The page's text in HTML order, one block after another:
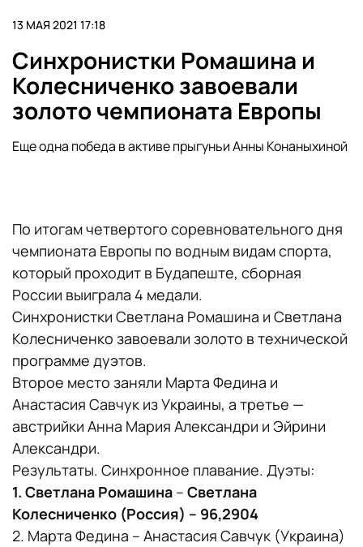
13 МАЯ 2021 17:18
Синхронистки Ромашина и
Колесниченко завоевали
золото чемпионата Европы
Еще одна победа в активе прыгуньи Анны Конаныхиной
По итогам четвертого соревновательного дня
чемпионата Европы по водным видам спорта,
который проходит в Будапеште, сборная
России выиграла 4 медали.
Синхронистки Светлана Ромашина и Светлана
Колесниченко завоевали золото в технической
программе дуэтов.
Второе место заняли Марта Федина и
Анастасия Савчук из Украины, а третье —
австрийки Анна Мария Александри и Эйрини
Александри.
Результаты. Синхронное плавание. Дуэты:
1. Светлана Ромашина – Светлана
Колесниченко (Россия) – 96,2904
2. Марта Федина – Анастасия Савчук (Украина)